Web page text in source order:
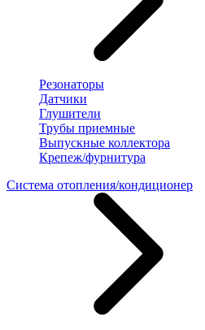
Резонаторы
Датчики
Глушители
Трубы приемные
Выпускные коллектора
Крепеж/фурнитура
Система отопления/кондиционер